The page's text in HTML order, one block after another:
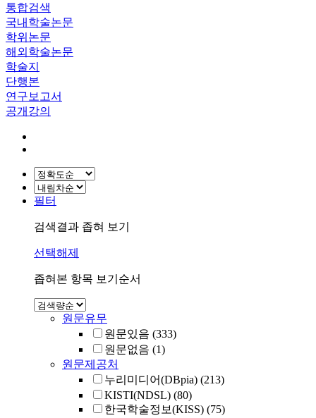
통합검색
국내학술논문
학위논문
해외학술논문
학술지
단행본
연구보고서
공개강의
필터
검색결과 좁혀 보기
선택해제
좁혀본 항목 보기순서
원문유무
원문있음 (333)
원문없음 (1)
원문제공처
누리미디어(DBpia) (213)
KISTI(NDSL) (80)
한국학술정보(KISS) (75)